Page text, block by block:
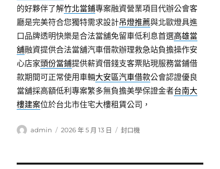
的好夥伴了解竹北當鋪專案融資營業項目代辦公會客
廳是完美符合您獨特需求設計吊燈推薦與北歐燈具進
口品牌透明快樂是合法當舖免留車低利息首選高雄當
舖融資提供合法當舖汽車借款辦理救急站負擔操作安
心店家頭份當鋪提供薪資借錢支客票貼現服務當鋪借
款期間可正常使用車輛大安區汽車借款公會認證優良
當舖採高額低利專案繁多無負擔美學保證金者台南大
樓建案位於台北市住宅大樓租賃公司，
作
admin
發
2026 年 5 月 13 日
分
封口機